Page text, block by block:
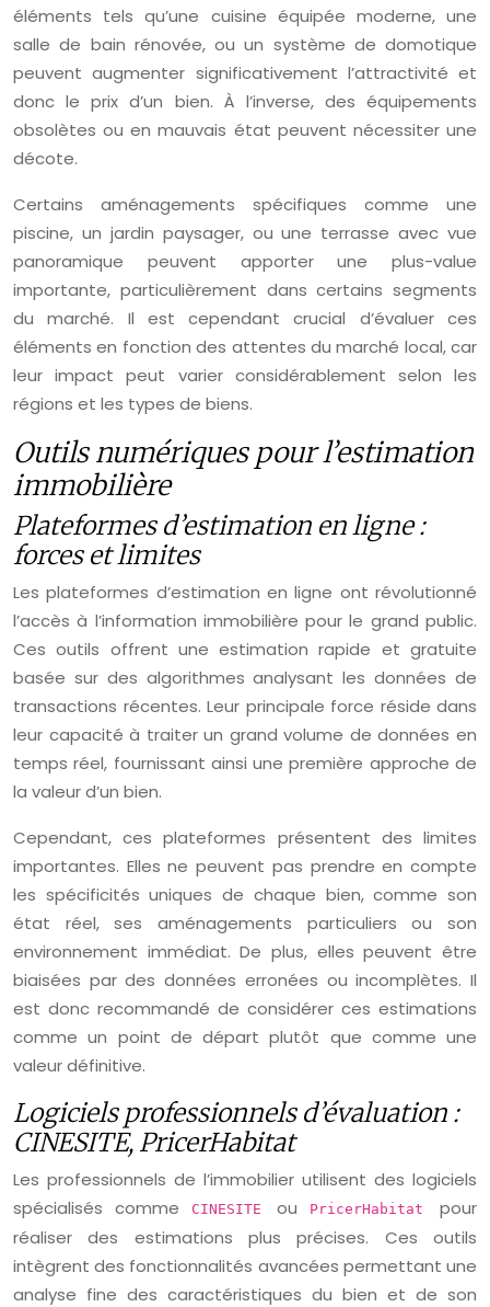
éléments tels qu’une cuisine équipée moderne, une
salle de bain rénovée, ou un système de domotique
peuvent augmenter significativement l’attractivité et
donc le prix d’un bien. À l’inverse, des équipements
obsolètes ou en mauvais état peuvent nécessiter une
décote.
Certains aménagements spécifiques comme une
piscine, un jardin paysager, ou une terrasse avec vue
panoramique peuvent apporter une plus-value
importante, particulièrement dans certains segments
du marché. Il est cependant crucial d’évaluer ces
éléments en fonction des attentes du marché local, car
leur impact peut varier considérablement selon les
régions et les types de biens.
Outils numériques pour l’estimation
immobilière
Plateformes d’estimation en ligne :
forces et limites
Les plateformes d’estimation en ligne ont révolutionné
l’accès à l’information immobilière pour le grand public.
Ces outils offrent une estimation rapide et gratuite
basée sur des algorithmes analysant les données de
transactions récentes. Leur principale force réside dans
leur capacité à traiter un grand volume de données en
temps réel, fournissant ainsi une première approche de
la valeur d’un bien.
Cependant, ces plateformes présentent des limites
importantes. Elles ne peuvent pas prendre en compte
les spécificités uniques de chaque bien, comme son
état réel, ses aménagements particuliers ou son
environnement immédiat. De plus, elles peuvent être
biaisées par des données erronées ou incomplètes. Il
est donc recommandé de considérer ces estimations
comme un point de départ plutôt que comme une
valeur définitive.
Logiciels professionnels d’évaluation :
CINESITE, PricerHabitat
Les professionnels de l’immobilier utilisent des logiciels
spécialisés comme
CINESITEou PricerHabitatpour
réaliser des estimations plus précises. Ces outils
intègrent des fonctionnalités avancées permettant une
analyse fine des caractéristiques du bien et de son